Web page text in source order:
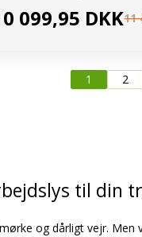
11
099,95 DKK
1 2
til din
og dårligt vejr.